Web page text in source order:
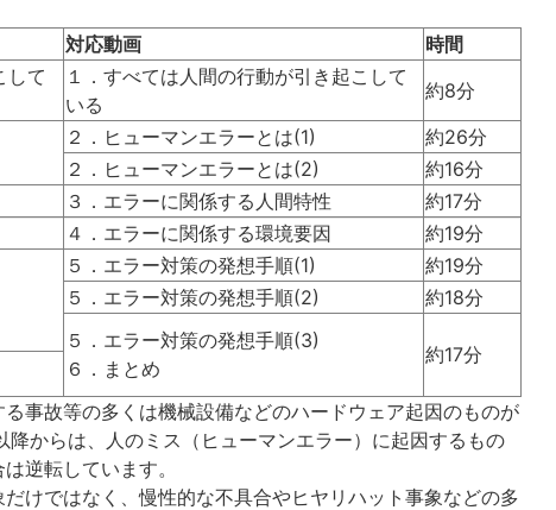
対応動画
時間
して
１．すべては人間の行動が引き起こして
いる
約8分
２．ヒューマンエラーとは(1)
約26分
２．ヒューマンエラーとは(2)
約16分
３．エラーに関係する人間特性
約17分
４．エラーに関係する環境要因 約19分
５．エラー対策の発想手順(1)
約19分
５．エラー対策の発想手順(2)
約18分
５．エラー対策の発想手順(3)
６．まとめ
約17分
事故等の多くは機械設備などのハードウェア起因のものが
からは、人のミス（ヒューマンエラー）に起因するもの
逆転しています。
けではなく、慢性的な不具合やヒヤリハット事象などの多